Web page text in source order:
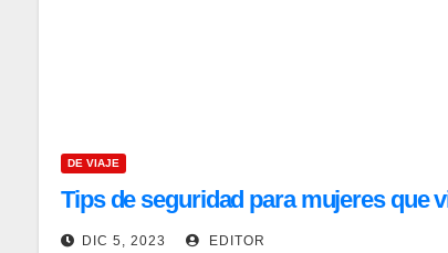
DE VIAJE
Tips de seguridad para mujeres que
DIC 5, 2023 EDITOR